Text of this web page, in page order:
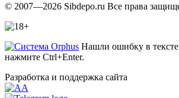
© 2007—2026 Sibdepo.ru Все права
Нашли ошибку в
нажмите Ctrl+Enter.
Разработка и поддержка сайта